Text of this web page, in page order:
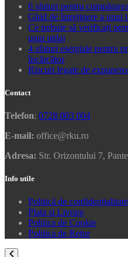
6 sfaturi pentru
Ghid de întreținere a unui
Ce trebuie să verificați
unui utilaj
4 sfaturi esențiale pentru
încărcător
Riscuri legate de
Contact
Telefon: 0728 003 004
E-mail: office@rku.ro
Adresa: Str. Orizontului 7,
Info utile
Politică de confidențialitate
Plata si Livrare
Politica de Cookie
Politica de Retur